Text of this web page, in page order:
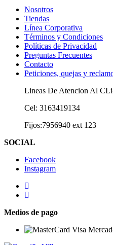
Nosotros
Tiendas
Línea Corporativa
Términos y Condiciones
Políticas de Privacidad
Preguntas Frecuentes
Contacto
Peticiones, quejas y
Lineas De Atencion Al
Cel: 3163419134
Fijos:7956940 ext 123
SOCIAL
Facebook
Instagram
Medios de pago